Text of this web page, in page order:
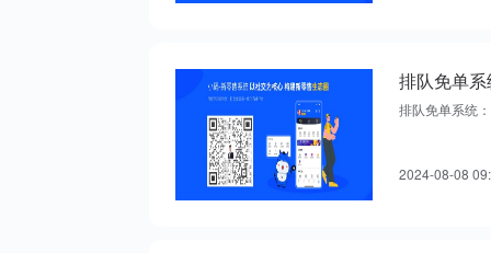
排队免单
排队免单系统
2024-08-08